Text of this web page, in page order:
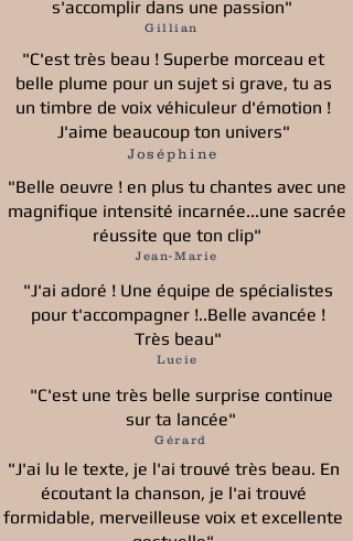
s'accomplir dans une passion"
Gillian
"C'est très beau ! Superbe morceau et
belle plume pour un sujet si grave, tu as
un timbre de voix véhiculeur d'émotion !
J'aime beaucoup ton univers"
Joséphine
"Belle oeuvre ! en plus tu chantes avec une
magnifique intensité incarnée...une sacrée
réussite que ton clip"
Jean-Marie
"J'ai adoré ! Une équipe de spécialistes
pour t'accompagner !..Belle avancée !
Très beau"
Lucie
"C'est une très belle surprise continue
sur ta lancée"
Gérard
"J'ai lu le texte, je l'ai trouvé très beau. En
écoutant la chanson, je l'ai trouvé
formidable, merveilleuse voix et excellente